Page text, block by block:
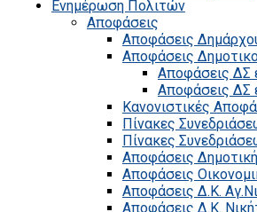
Ενημέρωση Πολιτών
Αποφάσεις
Αποφάσεις
Αποφάσεις
Αποφάσεις ΔΣ
Αποφάσεις ΔΣ
Κανονιστικές
Πίνακες
Πίνακες
Αποφάσεις
Αποφάσεις
Αποφάσεις Δ.Κ.
Αποφάσεις Δ.Κ.